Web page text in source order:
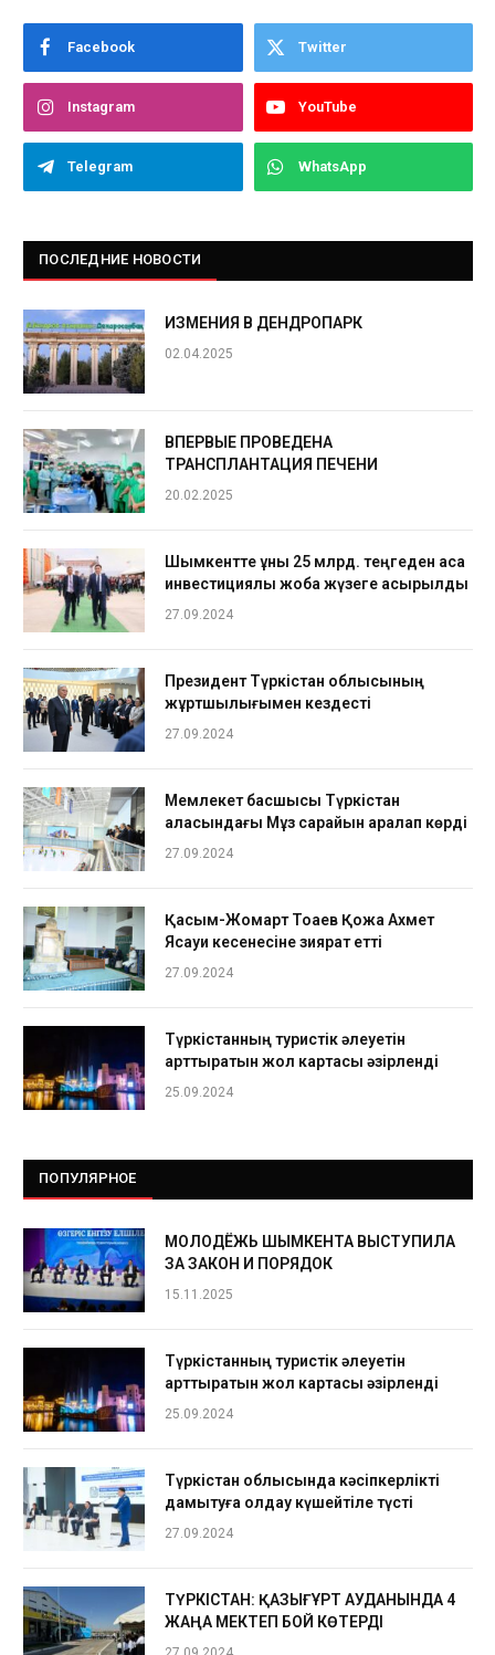
Facebook Twitter
Instagram YouTube
Telegram WhatsApp
ПОСЛЕДНИЕ НОВОСТИ
ИЗМЕНИЯ В ДЕНДРОПАРК
02.04.2025
ВПЕРВЫЕ ПРОВЕДЕНА
ТРАНСПЛАНТАЦИЯ ПЕЧЕНИ
20.02.2025
Шымкентте құны 25 млрд. теңгеден аса
инвестициялық жоба жүзеге асырылды
27.09.2024
Президент Түркістан облысының
жұртшылығымен кездесті
27.09.2024
Мемлекет басшысы Түркістан
қаласындағы Мұз сарайын аралап көрді
27.09.2024
Қасым-Жомарт Тоқаев Қожа Ахмет
Ясауи кесенесіне зиярат етті
27.09.2024
Түркістанның туристік әлеуетін
арттыратын жол картасы әзірленді
25.09.2024
ПОПУЛЯРНОЕ
МОЛОДЁЖЬ ШЫМКЕНТА ВЫСТУПИЛА
ЗА ЗАКОН И ПОРЯДОК
15.11.2025
Түркістанның туристік әлеуетін
арттыратын жол картасы әзірленді
25.09.2024
Түркістан облысында кәсіпкерлікті
дамытуға қолдау күшейтіле түсті
27.09.2024
ТҮРКІСТАН: ҚАЗЫҒҰРТ АУДАНЫНДА 4
ЖАҢА МЕКТЕП БОЙ КӨТЕРДІ